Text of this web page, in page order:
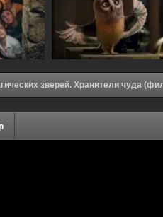
зверей. Хранители чуда